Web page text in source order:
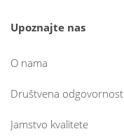
Upoznajte nas
O nama
Društvena odgovornost
Jamstvo kvalitete